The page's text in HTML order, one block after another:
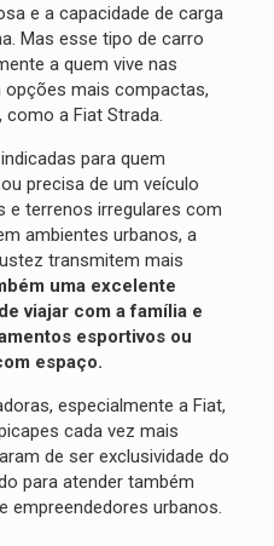
e a capacidade de carga
Mas esse tipo de carro
a quem vive nas
opções mais compactas,
a Fiat Strada.
para quem
precisa de um veículo
e terrenos irregulares com
ambientes urbanos, a
transmitem mais
uma excelente
viajar com a família e
esportivos ou
espaço.
especialmente a Fiat,
cada vez mais
de ser exclusividade do
para atender também
empreendedores urbanos.